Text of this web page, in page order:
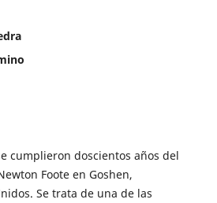
cumplieron doscientos años del
Foote en Goshen,
Se trata de una de las